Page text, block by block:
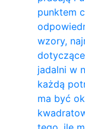
punktem
wzory,
jadalni w
każdą
ma być